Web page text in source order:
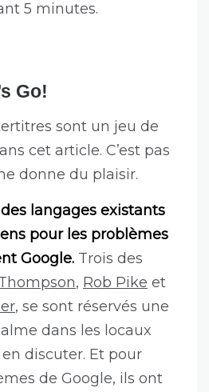
5 minutes.
Go!
sont un jeu de
cet article. C’est pas
donne du plaisir.
langages existants
pour les problèmes
Google. Trois des
, Rob Pike et
, se sont réservés une
dans les locaux
discuter. Et pour
de Google, ils ont